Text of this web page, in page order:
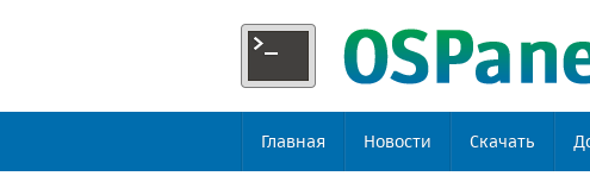
Главная Новости Скачать